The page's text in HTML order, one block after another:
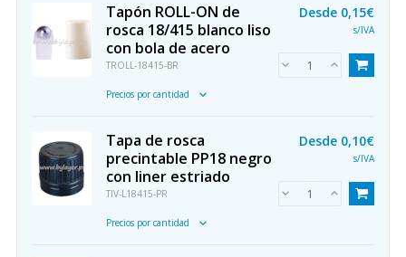
Tapón ROLL-ON de
rosca 18/415 blanco liso
con bola de acero
TROLL-18415-BR
Precios por cantidad
Desde 0,15€
s/IVA
Tapa de rosca
precintable PP18 negro
con liner estriado
TIV-L18415-PR
Precios por cantidad
Desde 0,10€
s/IVA